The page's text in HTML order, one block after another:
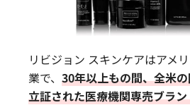
リビジョン スキンケアはアメ
業で、 30年以上もの間、全米
立証された医療機関専売ブラ